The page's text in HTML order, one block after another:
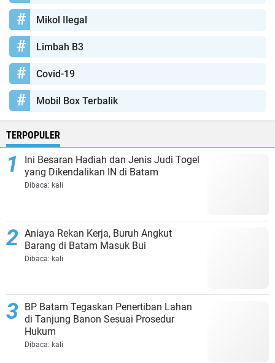
Mikol Ilegal
Limbah B3
Covid-19
Mobil Box Terbalik
TERPOPULER
Ini Besaran Hadiah dan Jenis Judi Togel
yang Dikendalikan IN di Batam
Dibaca: kali
Aniaya Rekan Kerja, Buruh Angkut
Barang di Batam Masuk Bui
Dibaca: kali
BP Batam Tegaskan Penertiban Lahan
di Tanjung Banon Sesuai Prosedur
Hukum
Dibaca: kali